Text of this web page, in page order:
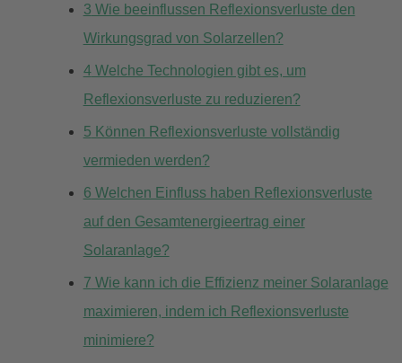
3 Wie beeinflussen Reflexionsverluste den
Wirkungsgrad von Solarzellen?
4Welche Technologien gibt es, um
Reflexionsverluste zu reduzieren?
5 Können Reflexionsverluste vollständig
vermieden werden?
6 Welchen Einfluss haben Reflexionsverluste
auf den Gesamtenergieertrag einer
Solaranlage?
7 Wie kann ich die Effizienz meiner Solaranlage
maximieren, indem ich Reflexionsverluste
minimiere?